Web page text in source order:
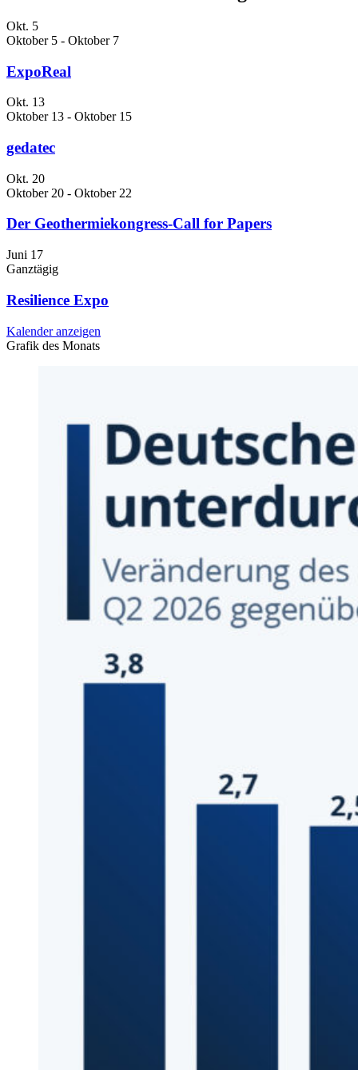
Okt. 5
Oktober 5 - Oktober 7
ExpoReal
Okt. 13
Oktober 13 - Oktober 15
gedatec
Okt. 20
Oktober 20 - Oktober 22
Der Geothermiekongress-Call for Papers
Juni 17
Ganztägig
Resilience Expo
Kalender anzeigen
Grafik des Monats